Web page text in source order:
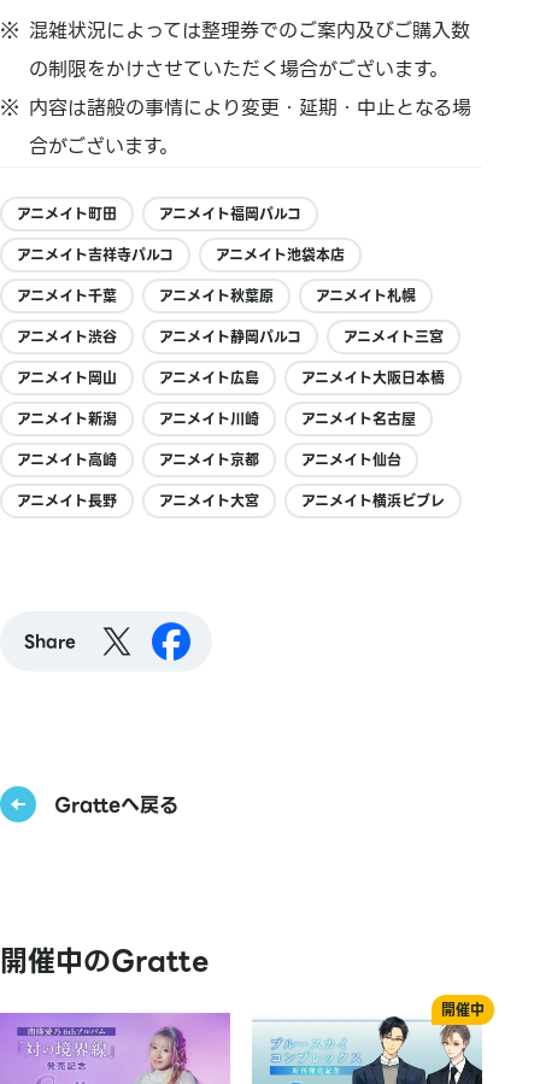
混雑状況によっては整理券でのご案内及びご購入数
の制限をかけさせていただく場合がございます。
内容は諸般の事情により変更・延期・中止となる場
合がございます。
アニメイト町田
アニメイト福岡パルコ
アニメイト吉祥寺パルコ
アニメイト池袋本店
アニメイト千葉
アニメイト秋葉原
アニメイト札幌
アニメイト渋谷
アニメイト静岡パルコ
アニメイト三宮
アニメイト岡山
アニメイト広島
アニメイト大阪日本橋
アニメイト新潟
アニメイト川崎
アニメイト名古屋
アニメイト高崎
アニメイト京都
アニメイト仙台
アニメイト長野
アニメイト大宮 アニメイト横浜ビブレ
Share
Gratteへ戻る
開催中のGratte